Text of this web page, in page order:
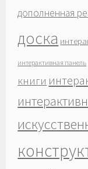
дополненная
доска
интерактивная панель
книги